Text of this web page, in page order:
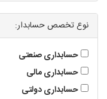
نوع تخصص حسابدار:
حسابداری صنعتی
حسابداری مالی
حسابداری دولتی